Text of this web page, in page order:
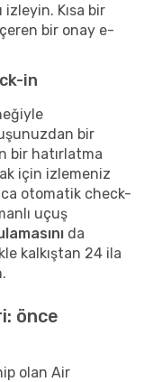
izleyin. Kısa bir
bir onay e-
in
bir
bir hatırlatma
için izlemeniz
otomatik check-
uçuş
da
kalkıştan 24 ila
önce
olan Air